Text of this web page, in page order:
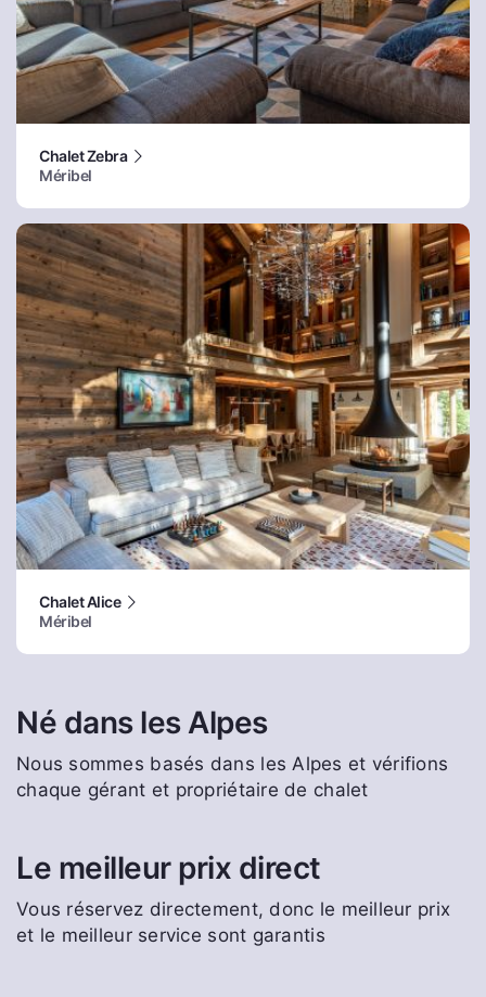
Chalet Zebra
Méribel
Chalet Alice
Méribel
Né dans les Alpes
Nous sommes basés dans les Alpes et vérifions
chaque gérant et propriétaire de chalet
Le meilleur prix direct
Vous réservez directement, donc le meilleur prix
et le meilleur service sont garantis